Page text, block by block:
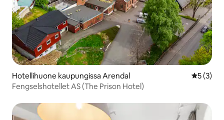
Hotellihuone kaupungissa Arendal
5 (3)
Fengselshotellet AS (The Prison Hotel)